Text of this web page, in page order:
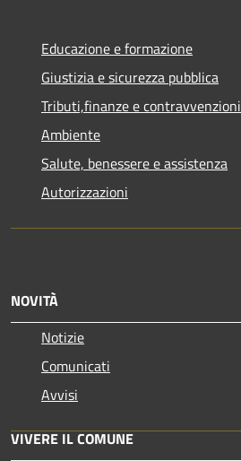
Educazione e formazione
Giustizia e sicurezza pubblica
Tributi,finanze e contravvenzioni
Ambiente
Salute, benessere e assistenza
Autorizzazioni
NOVITÀ
Notizie
Comunicati
Avvisi
VIVERE IL COMUNE